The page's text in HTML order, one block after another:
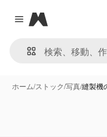
Close menu
Magnific
ホーム/ストック/写真/縫製機